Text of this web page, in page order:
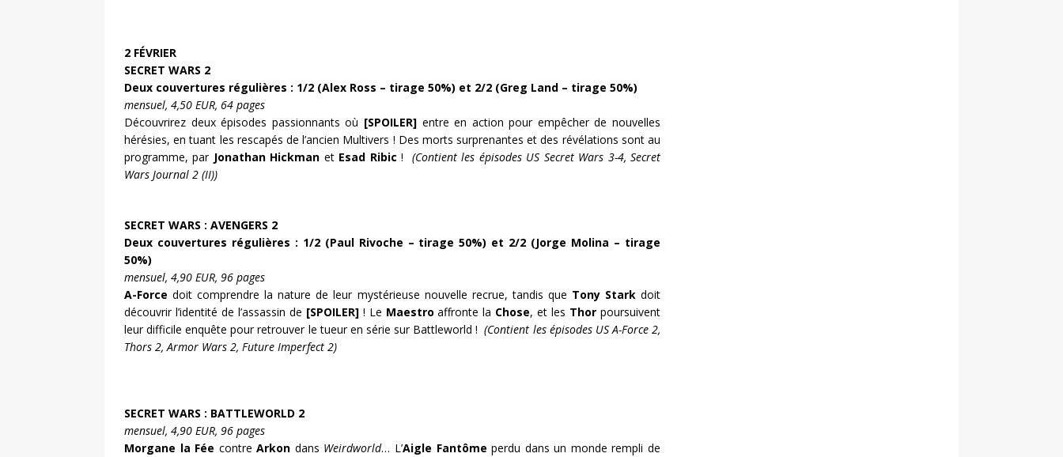
2 FÉVRIER
SECRET WARS 2
Deux couvertures régulières : 1/2 (Alex Ross – tirage 50%) et 2/2 (Greg Land – tirage 50%)
mensuel, 4,50 EUR, 64 pages
Découvrirez deux épisodes passionnants où [SPOILER]entre en action pour empêcher de nouvelles
hérésies, en tuant les rescapés de l’ancien Multivers ! Des morts surprenantes et des révélations sont au
programme, par Jonathan Hickman et Esad Ribic !(Contient les épisodes US Secret Wars 3-4, Secret
Wars Journal 2 (II))
SECRET WARS : AVENGERS 2
Deux couvertures régulières : 1/2 (Paul Rivoche – tirage 50%) et 2/2 (Jorge Molina – tirage
50%)
mensuel, 4,90 EUR, 96 pages
A-Force doit comprendre la nature de leur mystérieuse nouvelle recrue, tandis que Tony Starkdoit
découvrir l’identité de l’assassin de [SPOILER]! Le Maestro affronte la Chose, et les Thor poursuivent
leur difficile enquête pour retrouver le tueur en série sur Battleworld !(Contient les épisodes US A-Force 2,
Thors 2, Armor Wars 2, Future Imperfect 2)
SECRET WARS : BATTLEWORLD 2
mensuel, 4,90 EUR, 96 pages
Morgane la Fée contreArkon dans Weirdworld… L’Aigle Fantôme perdu dans un monde rempli de